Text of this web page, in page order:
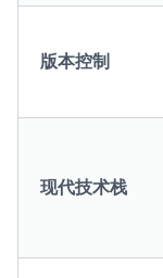
版本控制
现代技术栈